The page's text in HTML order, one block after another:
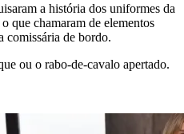
a história dos uniformes da
que chamaram de elementos
comissária de bordo.
ou o rabo-de-cavalo apertado.